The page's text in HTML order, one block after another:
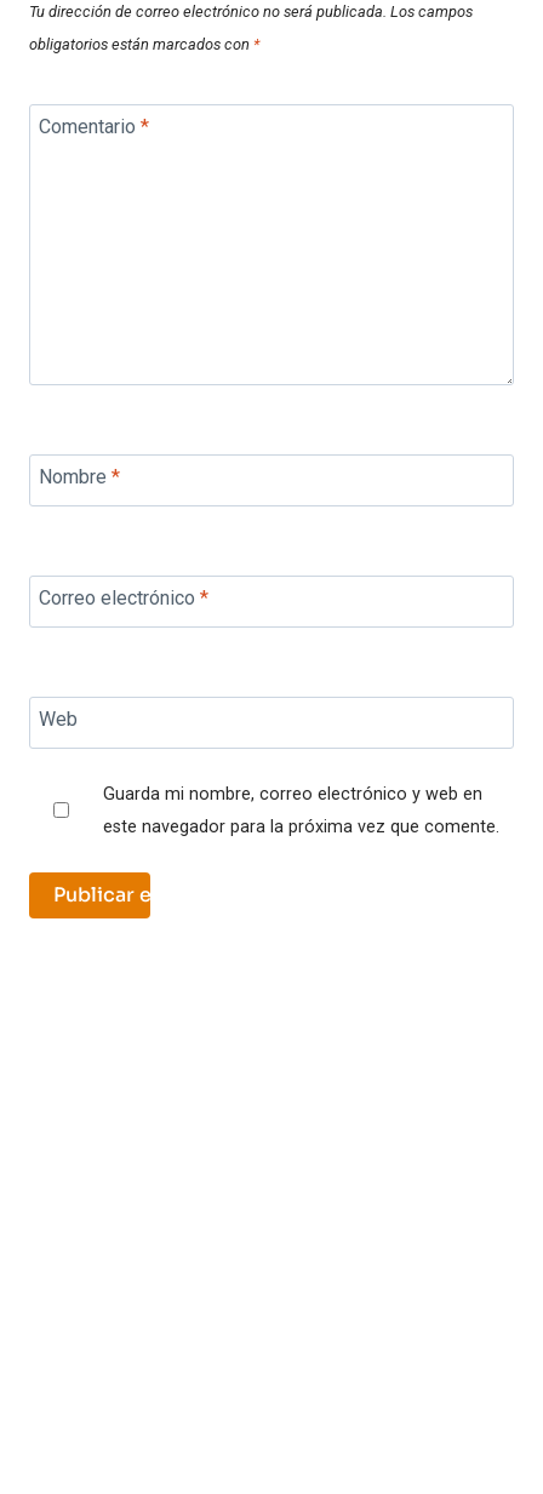
Tu dirección de correo electrónico no será publicada. Los campos
obligatorios están marcados con *
Comentario *
Nombre *
Correo electrónico *
Web
Guarda mi nombre, correo electrónico y web en
este navegador para la próxima vez que comente.